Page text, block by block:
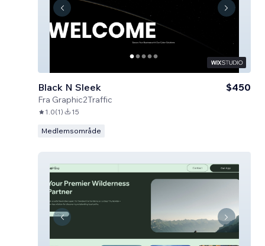
Black N Sleek
Fra Graphic2Traffic
$450
1.0(1) 15
Medlemsområde